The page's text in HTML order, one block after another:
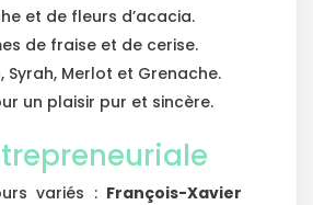
et de fleurs d’acacia.
de fraise et de cerise.
Merlot et Grenache.
un plaisir pur et sincère.
variés : François-Xavier